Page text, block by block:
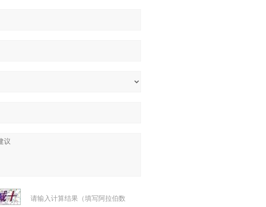
请输入计算结果（填写阿拉伯数